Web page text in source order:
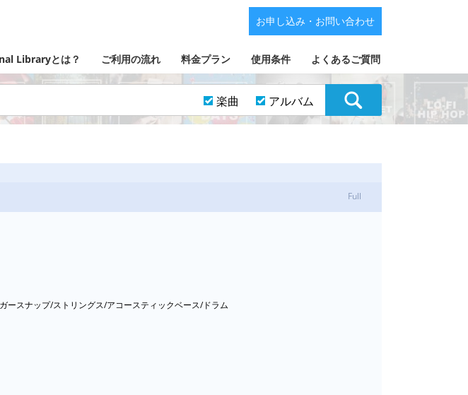
Libraryとは？ ご利用の流れ 料金プラン 使用条件 よくあるご質問
お申し込み・お問い合わせ
楽曲 アルバム
Full
ースナップ/ストリングス/アコースティックベース/ドラム